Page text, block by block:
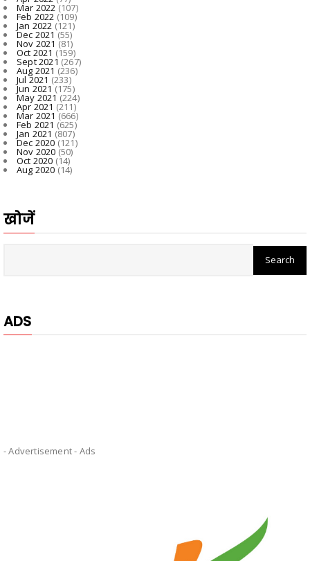
Mar 2022(107)
Feb 2022 (109)
Jan 2022 (121)
Dec 2021 (55)
Nov 2021 (81)
Oct 2021 (159)
Sept 2021 (267)
Aug 2021 (236)
Jul 2021 (233)
Jun 2021(175)
May 2021(224)
Apr 2021 (211)
Mar 2021 (666)
Feb 2021 (625)
Jan 2021 (807)
Dec 2020(121)
Nov 2020 (50)
Oct 2020 (14)
Aug 2020(14)
खोजें
ADS
- Advertisement - Ads